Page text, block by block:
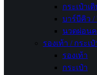
กระเป๋าเ
บาร์บีคิว /
นวดผ่อน
รองเท้า / กระเป๋
รองเท้า
กระเป๋า